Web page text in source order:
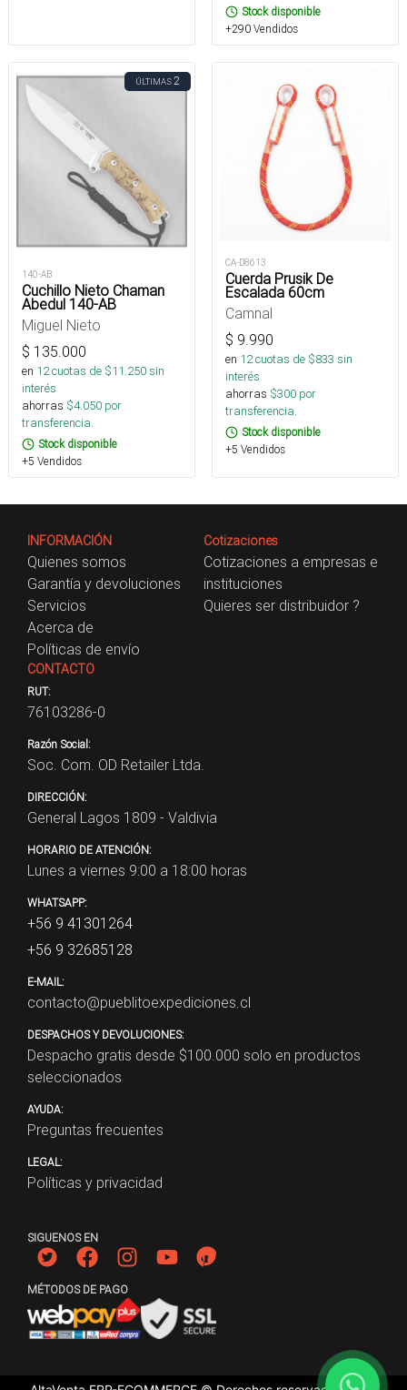
Stock disponible
+290 Vendidos
ÚLTIMAS2
140-AB
Cuchillo Nieto Chaman
Abedul 140-AB
Miguel Nieto
$ 135.000
en 12cuotas de $11.250sin
interés
ahorras $4.050 por
transferencia.
Stock disponible
+5 Vendidos
CA-D8613
Cuerda Prusik De
Escalada 60cm
Camnal
$ 9.990
en 12cuotas de $833 sin
interés
ahorras $300 por
transferencia.
Stock disponible
+5 Vendidos
INFORMACIÓN
Quienes somos
Garantía y devoluciones
Servicios
Acerca de
Políticas de envío
Cotizaciones
Cotizaciones a empresas e
instituciones
Quieres ser distribuidor ?
CONTACTO
RUT:
76103286-0
Razón Social:
Soc. Com. OD Retailer Ltda.
DIRECCIÓN:
General Lagos 1809 - Valdivia
HORARIO DE ATENCIÓN:
Lunes a viernes 9:00 a 18:00 horas
WHATSAPP:
+56 9 41301264
+56 9 32685128
E-MAIL:
contacto@pueblitoexpediciones.cl
DESPACHOS Y DEVOLUCIONES:
Despacho gratis desde $100.000 solo en productos
seleccionados
AYUDA:
Preguntas frecuentes
LEGAL:
Políticas y privacidad
SIGUENOS EN
MÉTODOS DE PAGO